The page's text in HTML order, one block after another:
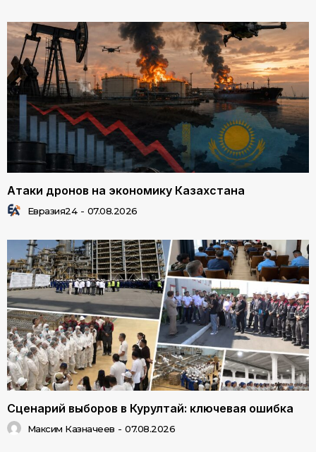
Атаки дронов на экономику Казахстана
Евразия24 - 07.08.2026
Сценарий выборов в Курултай: ключевая ошибка
Максим Казначеев - 07.08.2026